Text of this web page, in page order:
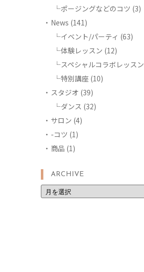
ポージングなどのコツ (3)
News (141)
イベント/パーティ (63)
体験レッスン (12)
スペシャルコラボレッスン
特別講座 (10)
スタジオ (39)
ダンス (32)
サロン (4)
-コツ (1)
商品 (1)
ARCHIVE